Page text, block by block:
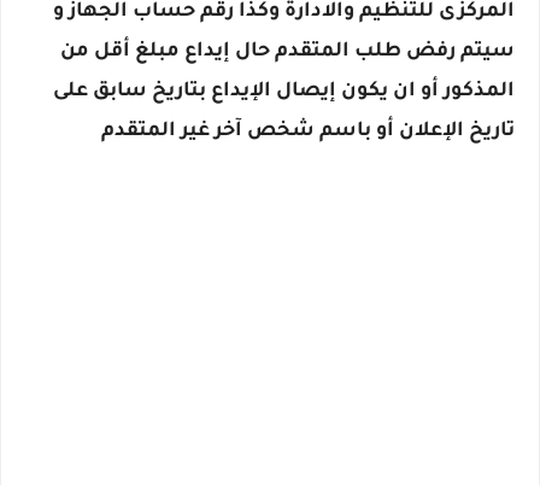
المركزى للتنظيم والادارة وكذا رقم حساب الجهاز و
سيتم رفض طلب المتقدم حال إيداع مبلغ أقل من
المذكور أو ان يكون إيصال الإيداع بتاريخ سابق على
تاريخ الإعلان أو باسم شخص آخر غير المتقدم